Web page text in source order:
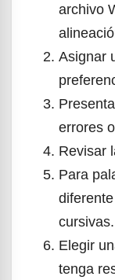
archivo
Asignar
errores
Revisar
Para
cursivas.
Elegir
tenga